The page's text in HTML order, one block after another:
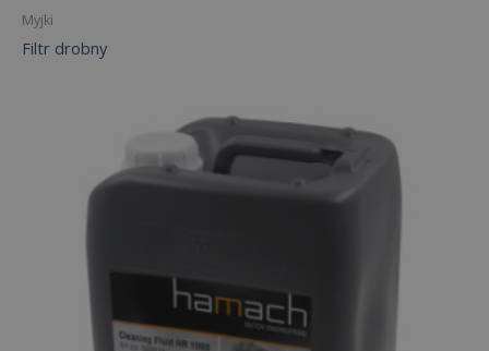
Myjki
Filtr drobny